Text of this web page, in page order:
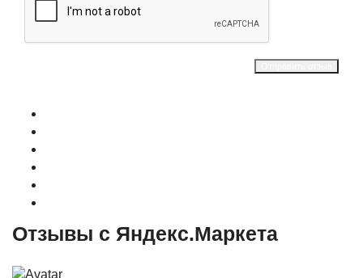
Отзывы с Яндекс.Маркета